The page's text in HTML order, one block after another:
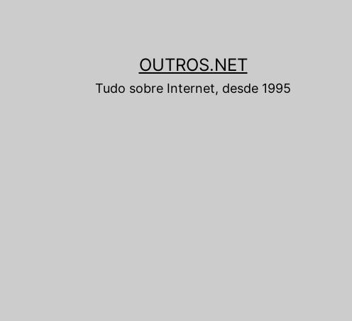
OUTROS.NET
Tudo sobre Internet, desde 1995